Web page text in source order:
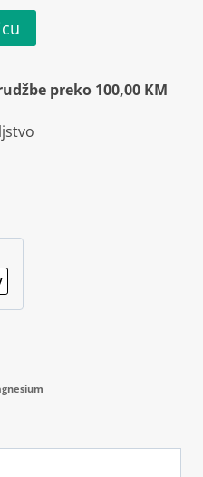
preko 100,00 KM